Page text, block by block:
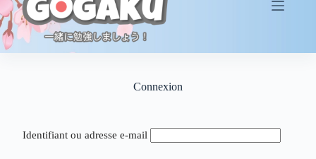
Connexion
Identifiant ou adresse e-mail